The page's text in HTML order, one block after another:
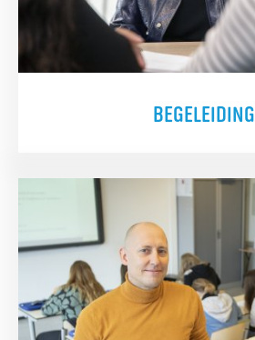
BEGELEIDING